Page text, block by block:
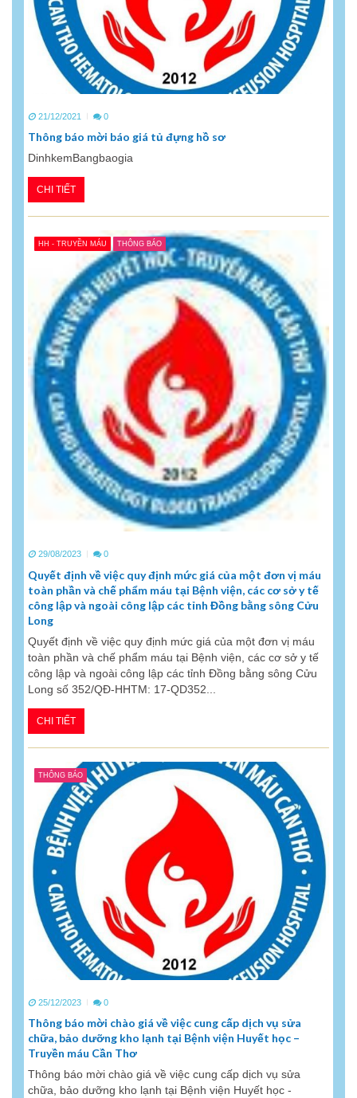
21/12/2021 0
Thông báo mời báo giá tủ đựng hồ sơ
DinhkemBangbaogia
CHI TIẾT
HH - TRUYỀN MÁU THÔNG BÁO
29/08/2023 0
Quyết định về việc quy định mức giá của một đơn vị máu
toàn phần và chế phẩm máu tại Bệnh viện, các cơ sở y tế
công lập và ngoài công lập các tỉnh Đồng bằng sông Cửu
Long
Quyết định về việc quy định mức giá của một đơn vị máu
toàn phần và chế phẩm máu tại Bệnh viện, các cơ sở y tế
công lập và ngoài công lập các tỉnh Đồng bằng sông Cửu
Long số 352/QĐ-HHTM: 17-QD352...
CHI TIẾT
THÔNG BÁO
25/12/2023 0
Thông báo mời chào giá về việc cung cấp dịch vụ sửa
chữa, bảo dưỡng kho lạnh tại Bệnh viện Huyết học –
Truyền máu Cần Thơ
Thông báo mời chào giá về việc cung cấp dịch vụ sửa
chữa, bảo dưỡng kho lạnh tại Bệnh viện Huyết học -